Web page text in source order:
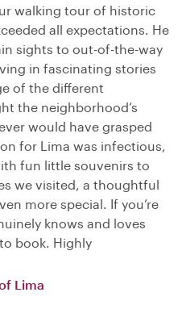
walking tour of historic
all expectations. He
sights to out-of-the-way
in fascinating stories
of the different
the neighborhood’s
would have grasped
for Lima was infectious,
fun little souvenirs to
we visited, a thoughtful
more special. If you’re
knows and loves
book. Highly
Lima